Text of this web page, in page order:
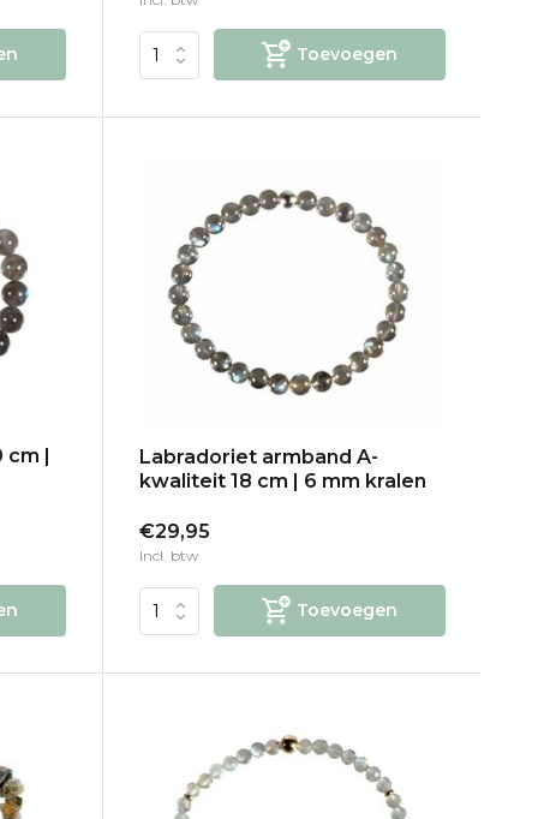
Toevoegen
|
Labradoriet armband A-
kwaliteit 18 cm | 6 mm kralen
€29,95
Incl. btw
Toevoegen